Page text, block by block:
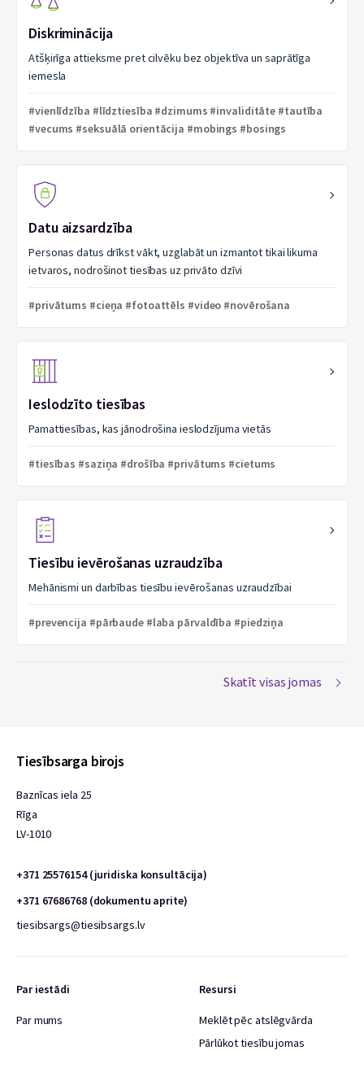
Diskriminācija
Atšķirīga attieksme pret cilvēku bez objektīva un saprātīga
iemesla
#vienlīdzība #līdztiesība #dzimums #invaliditāte #tautība
#vecums #seksuālā orientācija #mobings #bosings
Datu aizsardzība
Personas datus drīkst vākt, uzglabāt un izmantot tikai likuma
ietvaros, nodrošinot tiesības uz privāto dzīvi
#privātums #cieņa #fotoattēls #video #novērošana
Ieslodzīto tiesības
Pamattiesības, kas jānodrošina ieslodzījuma vietās
#tiesības #saziņa #drošība #privātums #cietums
Tiesību ievērošanas uzraudzība
Mehānismi un darbības tiesību ievērošanas uzraudzībai
#prevencija #pārbaude #laba pārvaldība #piedziņa
Skatīt visas jomas
Tiesībsarga birojs
Baznīcas iela 25
Rīga
LV-1010
+371 25576154 (juridiska konsultācija)
+371 67686768 (dokumentu aprite)
tiesibsargs@tiesibsargs.lv
Par iestādi
Par mums
Resursi
Meklēt pēc atslēgvārda
Pārlūkot tiesību jomas